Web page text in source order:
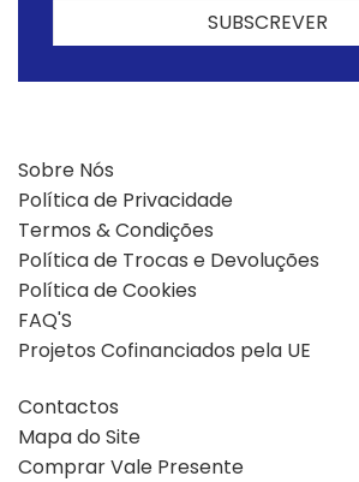
SUBSCREVERSUBSCREVER
Sobre Nós
Política de Privacidade
Termos & Condições
Política de Trocas e Devoluções
Política de Cookies
FAQ'S
Projetos Cofinanciados pela UE
Contactos
Mapa do Site
Comprar Vale Presente